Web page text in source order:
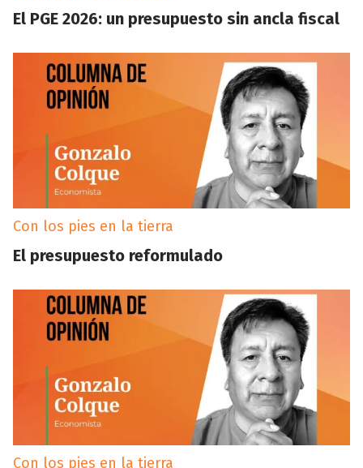
El PGE 2026: un presupuesto sin ancla fiscal
Con los pies en la tierra
El presupuesto reformulado
Con los pies en la tierra